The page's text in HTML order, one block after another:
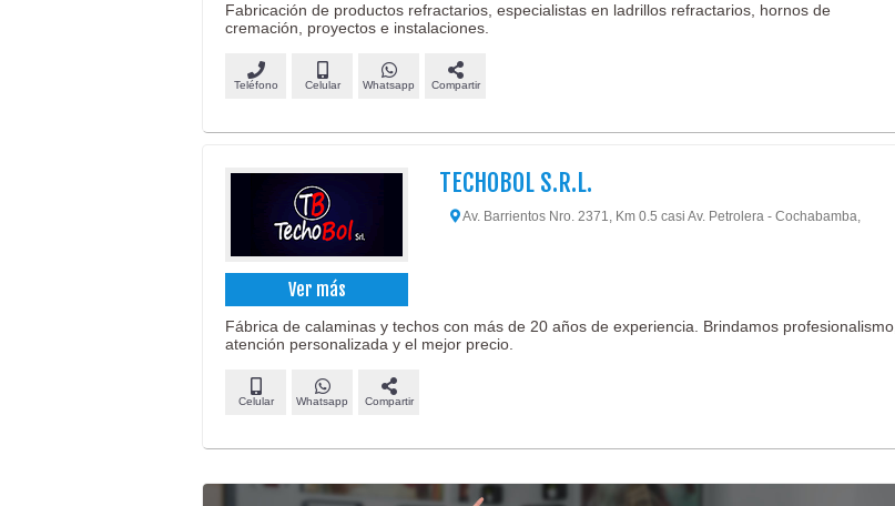
Fabricación de productos refractarios, especialistas en ladrillos refractarios, hornos de
cremación, proyectos e instalaciones.
Teléfono Celular Whatsapp Compartir
Ver más
TECHOBOL S.R.L.
Av. Barrientos Nro. 2371, Km 0.5 casi Av. Petrolera - Cochabamba,
Fábrica de calaminas y techos con más de 20 años de experiencia. Brindamos profesionalismo,
atención personalizada y el mejor precio.
Celular Whatsapp Compartir